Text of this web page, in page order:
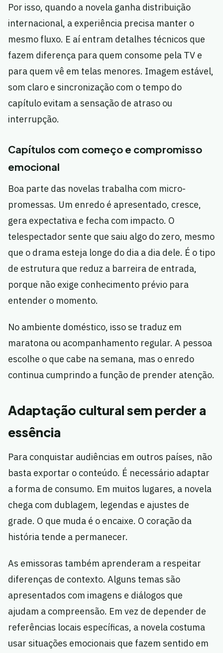
Por isso, quando a novela ganha distribuição
internacional, a experiência precisa manter o
mesmo fluxo. E aí entram detalhes técnicos que
fazem diferença para quem consome pela TV e
para quem vê em telas menores. Imagem estável,
som claro e sincronização com o tempo do
capítulo evitam a sensação de atraso ou
interrupção.
Capítulos com começo e compromisso
emocional
Boa parte das novelas trabalha com micro-
promessas. Um enredo é apresentado, cresce,
gera expectativa e fecha com impacto. O
telespectador sente que saiu algo do zero, mesmo
que o drama esteja longe do dia a dia dele. É o tipo
de estrutura que reduz a barreira de entrada,
porque não exige conhecimento prévio para
entender o momento.
No ambiente doméstico, isso se traduz em
maratona ou acompanhamento regular. A pessoa
escolhe o que cabe na semana, mas o enredo
continua cumprindo a função de prender atenção.
Adaptação cultural sem perder a
essência
Para conquistar audiências em outros países, não
basta exportar o conteúdo. É necessário adaptar
a forma de consumo. Em muitos lugares, a novela
chega com dublagem, legendas e ajustes de
grade. O que muda é o encaixe. O coração da
história tende a permanecer.
As emissoras também aprenderam a respeitar
diferenças de contexto. Alguns temas são
apresentados com imagens e diálogos que
ajudam a compreensão. Em vez de depender de
referências locais específicas, a novela costuma
usar situações emocionais que fazem sentido em